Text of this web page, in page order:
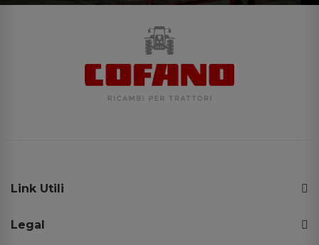
Link Utili
Legal